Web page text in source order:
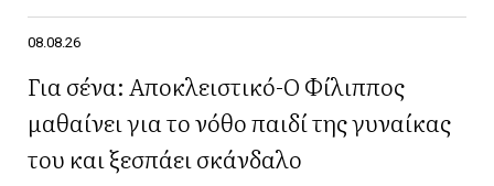
08.08.26
Για σένα: Αποκλειστικό-Ο Φίλιππος
μαθαίνει για το νόθο παιδί της γυναίκας
του και ξεσπάει σκάνδαλο